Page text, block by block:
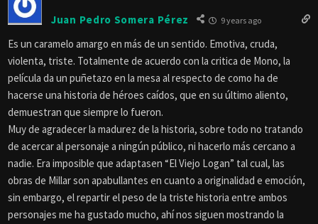
Juan Pedro Somera Pérez 9 years ago
Es un caramelo amargo en más de un sentido. Emotiva, cruda,
violenta, triste. Totalmente de acuerdo con la critica de Mono, la
película da un puñetazo en la mesa al respecto de como ha de
hacerse una historia de héroes caídos, que en su último aliento,
demuestran que siempre lo fueron.
Muy de agradecer la madurez de la historia, sobre todo no tratando
de acercar al personaje a ningún público, ni hacerlo más cercano a
nadie. Era imposible que adaptasen “El Viejo Logan” tal cual, las
obras de Millar son apabullantes en cuanto a originalidad e emoción,
sin embargo, el repartir el peso de la triste historia entre ambos
personajes me ha gustado mucho, ahí nos siguen mostrando la